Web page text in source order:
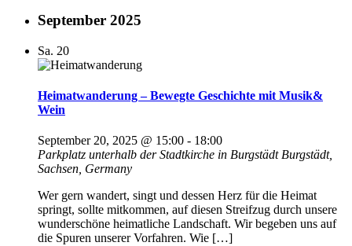
September 2025
Sa. 20
Heimatwanderung – Bewegte Geschichte mit Musik&
Wein
September 20, 2025 @ 15:00 - 18:00
Parkplatz unterhalb der Stadtkirche in Burgstädt Burgstädt,
Sachsen, Germany
Wer gern wandert, singt und dessen Herz für die Heimat
springt, sollte mitkommen, auf diesen Streifzug durch unsere
wunderschöne heimatliche Landschaft. Wir begeben uns auf
die Spuren unserer Vorfahren. Wie […]